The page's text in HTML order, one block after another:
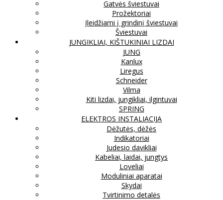
Gatvės šviestuvai
Prožektoriai
Įleidžiami į grindinį šviestuvai
Šviestuvai
JUNGIKLIAI, KIŠTUKINIAI LIZDAI
JUNG
Kanlux
Liregus
Schneider
Vilma
Kiti lizdai, jungikliai, ilgintuvai
SPRING
ELEKTROS INSTALIACIJA
Dėžutės, dėžės
Indikatoriai
Judesio davikliai
Kabeliai, laidai, jungtys
Loveliai
Moduliniai aparatai
Skydai
Tvirtinimo detalės